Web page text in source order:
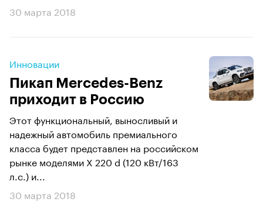
30 марта 2018
Инновации
Пикап Mercedes-Benz
приходит в Россию
Этот функциональный, выносливый и
надежный автомобиль премиального
класса будет представлен на российском
рынке моделями X 220 d (120 кВт/163
л.с.) и...
30 марта 2018